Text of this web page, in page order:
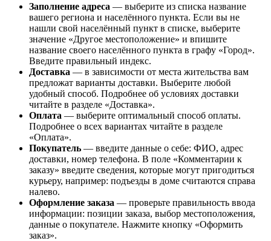
Заполнение адреса — выберите из списка название
вашего региона и населённого пункта. Если вы не
нашли свой населённый пункт в списке, выберите
значение «Другое местоположение» и впишите
название своего населённого пункта в графу «Город».
Введите правильный индекс.
Доставка — в зависимости от места жительства вам
предложат варианты доставки. Выберите любой
удобный способ. Подробнее об условиях доставки
читайте в разделе «Доставка».
Оплата — выберите оптимальный способ оплаты.
Подробнее о всех вариантах читайте в разделе
«Оплата».
Покупатель — введите данные о себе: ФИО, адрес
доставки, номер телефона. В поле «Комментарии к
заказу» введите сведения, которые могут пригодиться
курьеру, например: подъезды в доме считаются справа
налево.
Оформление заказа — проверьте правильность ввода
информации: позиции заказа, выбор местоположения,
данные о покупателе. Нажмите кнопку «Оформить
заказ».